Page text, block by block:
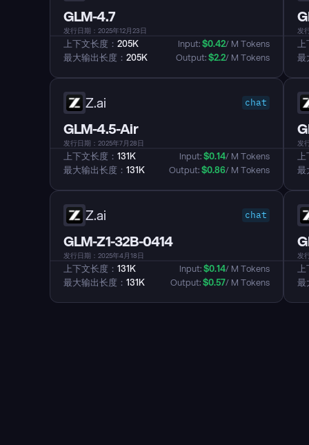
GLM-4.7
发行日期：2025年12月23日
上下文长度： 205K
最大输出长度： 205K
Input: $0.42/ M Tokens
Output: $2.2/ M Tokens
发
上
最
Z.ai chat
GLM-4.5-Air
发行日期：2025年7月28日
上下文长度： 131K
最大输出长度： 131K
Input: $0.14/ M Tokens
Output: $0.86/ M Tokens
发
上
最
Z.ai chat
GLM-Z1-32B-0414
发行日期：2025年4月18日
上下文长度： 131K
最大输出长度： 131K
Input: $0.14/ M Tokens
Output: $0.57/ M Tokens
发
上
最